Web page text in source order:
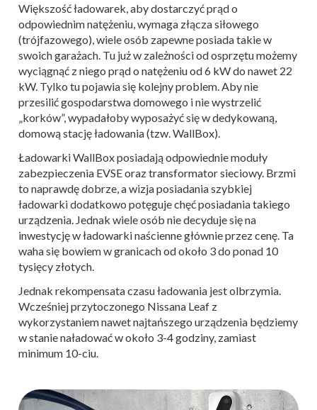
Większość ładowarek, aby dostarczyć prąd o
odpowiednim natężeniu, wymaga złącza siłowego
(trójfazowego), wiele osób zapewne posiada takie w
swoich garażach. Tu już w zależności od osprzętu możemy
wyciągnąć z niego prąd o natężeniu od 6 kW do nawet 22
kW. Tylko tu pojawia się kolejny problem. Aby nie
przesilić gospodarstwa domowego i nie wystrzelić
„korków”, wypadałoby wyposażyć się w dedykowaną,
domową stację ładowania (tzw. WallBox).
Ładowarki WallBox posiadają odpowiednie moduły
zabezpieczenia EVSE oraz transformator sieciowy. Brzmi
to naprawdę dobrze, a wizja posiadania szybkiej
ładowarki dodatkowo potęguje chęć posiadania takiego
urządzenia. Jednak wiele osób nie decyduje się na
inwestycję w ładowarki naścienne głównie przez cenę. Ta
waha się bowiem w granicach od około 3 do ponad 10
tysięcy złotych.
Jednak rekompensata czasu ładowania jest olbrzymia.
Wcześniej przytoczonego Nissana Leaf z
wykorzystaniem nawet najtańszego urządzenia będziemy
w stanie naładować w około 3-4 godziny, zamiast
minimum 10-ciu.